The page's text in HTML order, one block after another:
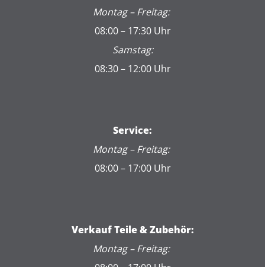
Montag – Freitag:
08:00 – 17:30 Uhr
Samstag:
08:30 – 12:00 Uhr
Service:
Montag – Freitag:
08:00 – 17:00 Uhr
Verkauf Teile & Zubehör:
Montag – Freitag: